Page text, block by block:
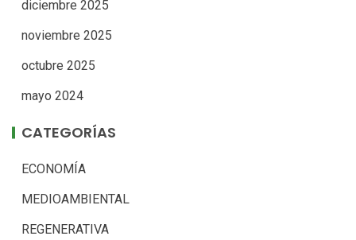
diciembre 2025
noviembre 2025
octubre 2025
mayo 2024
CATEGORÍAS
ECONOMÍA
MEDIOAMBIENTAL
REGENERATIVA